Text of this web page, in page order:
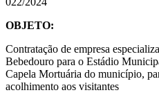
OBJETO:
Contratação de empresa
Bebedouro para o Estádio
Capela Mortuária do município,
acolhimento aos visitantes